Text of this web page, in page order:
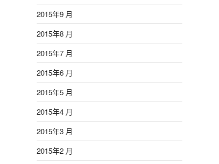
2015年9 月
2015年8 月
2015年7 月
2015年6 月
2015年5 月
2015年4 月
2015年3 月
2015年2 月